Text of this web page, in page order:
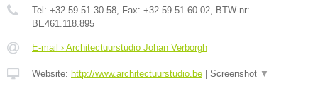
Tel: +32 59 51 30 58, Fax: +32 59 51 60 02, BTW-nr:
BE461.118.895
E-mail › Architectuurstudio Johan Verborgh
Website: http://www.architectuurstudio.be Screenshot ▼